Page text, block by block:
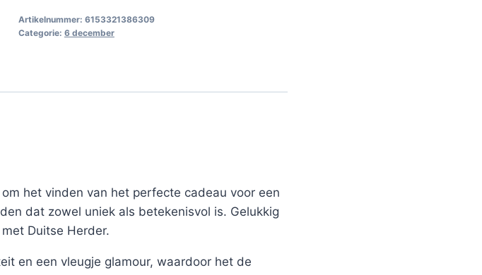
Artikelnummer: 6153321386309
Categorie: 6 december
het vinden van het perfecte cadeau voor een
dat zowel uniek als betekenisvol is. Gelukkig
Duitse Herder.
en een vleugje glamour, waardoor het de